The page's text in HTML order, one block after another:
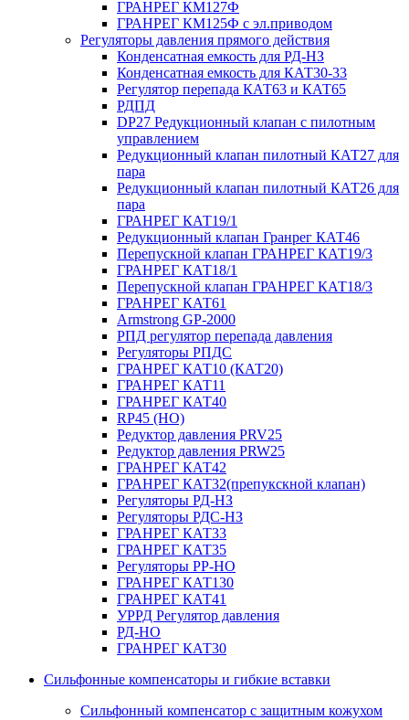
ГРАНРЕГ КМ127Ф
ГРАНРЕГ КМ125Ф с эл.приводом
Регуляторы давления прямого действия
Конденсатная емкость для РД-НЗ
Конденсатная емкость для КАТ30-33
Регулятор перепада КАТ63 и КАТ65
РДПД
DP27 Редукционный клапан с пилотным
управлением
Редукционный клапан пилотный КАТ27 для
пара
Редукционный клапан пилотный КАТ26 для
пара
ГРАНРЕГ КАТ19/1
Редукционный клапан Гранрег КАТ46
Перепускной клапан ГРАНРЕГ КАТ19/3
ГРАНРЕГ КАТ18/1
Перепускной клапан ГРАНРЕГ КАТ18/3
ГРАНРЕГ КАТ61
Armstrong GP-2000
РПД регулятор перепада давления
Регуляторы РПДС
ГРАНРЕГ КАТ10 (КАТ20)
ГРАНРЕГ КАТ11
ГРАНРЕГ КАТ40
RP45 (НО)
Редуктор давления PRV25
Редуктор давления PRW25
ГРАНРЕГ КАТ42
ГРАНРЕГ КАТ32(препукскной клапан)
Регуляторы РД-НЗ
Регуляторы РДС-НЗ
ГРАНРЕГ КАТ33
ГРАНРЕГ КАТ35
Регуляторы РР-НО
ГРАНРЕГ КАТ130
ГРАНРЕГ КАТ41
УРРД Регулятор давления
РД-НО
ГРАНРЕГ КАТ30
Сильфонные компенсаторы и гибкие вставки
Сильфонный компенсатор с защитным кожухом